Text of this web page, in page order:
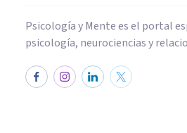
Psicología y Mente es el portal
psicología, neurociencias y